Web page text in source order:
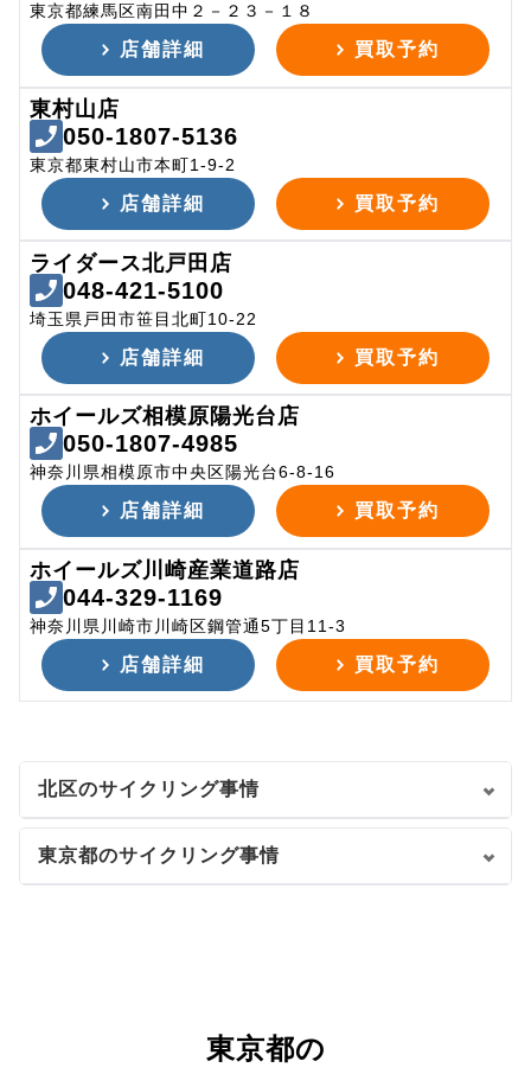
東京都練馬区南田中２－２３－１８
店舗詳細 買取予約
東村山店
050-1807-5136
東京都東村山市本町1-9-2
店舗詳細 買取予約
ライダース北戸田店
048-421-5100
埼玉県戸田市笹目北町10-22
店舗詳細 買取予約
ホイールズ相模原陽光台店
050-1807-4985
神奈川県相模原市中央区陽光台6-8-16
店舗詳細 買取予約
ホイールズ川崎産業道路店
044-329-1169
神奈川県川崎市川崎区鋼管通5丁目11-3
店舗詳細 買取予約
北区のサイクリング事情
東京都のサイクリング事情
東京都の